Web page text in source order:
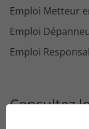
Emploi Metteur
Emploi
Emploi
Consultez